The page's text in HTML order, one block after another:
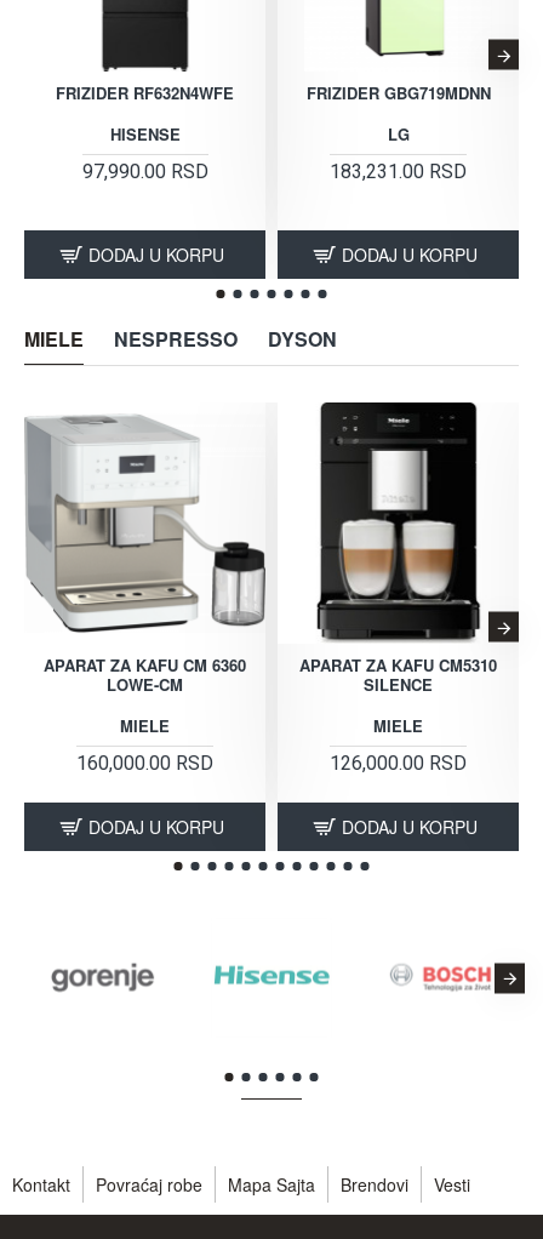
FRIZIDER RF632N4WFE
HISENSE
97,990.00 RSD
DODAJ U KORPU
FRIZIDER GBG719MDNN
LG
183,231.00 RSD
DODAJ U KORPU
MIELE NESPRESSO DYSON
APARAT ZA KAFU CM 6360
LOWE-CM
MIELE
160,000.00 RSD
DODAJ U KORPU
APARAT ZA KAFU CM5310
SILENCE
MIELE
126,000.00 RSD
DODAJ U KORPU
Kontakt Povraćaj robe Mapa Sajta Brendovi Vesti